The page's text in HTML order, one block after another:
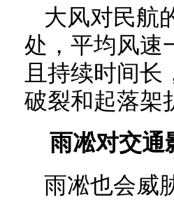
大风对民航
处，平均风速
且持续时间
破裂和起落架
雨凇对交通
雨凇也会威